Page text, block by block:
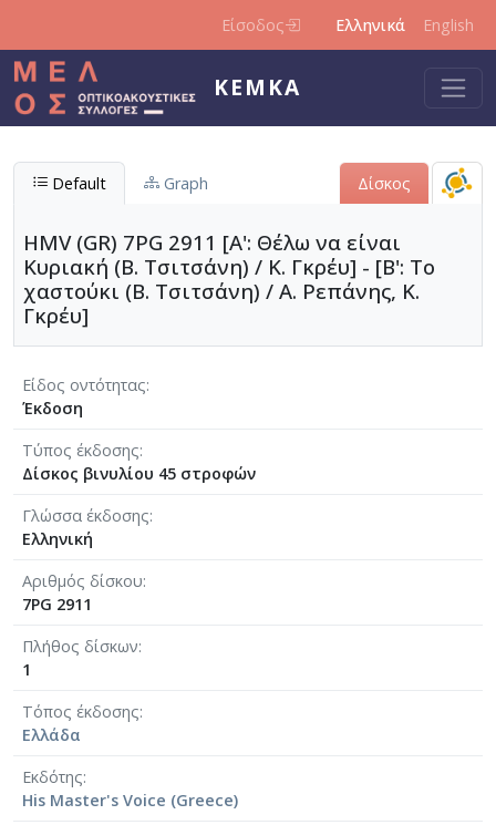
Είσοδος Ελληνικά English
ΚΕΜΚΑ
Default Graph Δίσκος
HMV (GR) 7PG 2911 [Α': Θέλω να είναι
Κυριακή (Β. Τσιτσάνη) / Κ. Γκρέυ] - [Β': Το
χαστούκι (Β. Τσιτσάνη) / Α. Ρεπάνης, Κ.
Γκρέυ]
Είδος οντότητας
Έκδοση
Τύπος έκδοσης
Δίσκος βινυλίου 45 στροφών
Γλώσσα έκδοσης
Ελληνική
Αριθμός δίσκου
7PG 2911
Πλήθος δίσκων
1
Τόπος έκδοσης
Ελλάδα
Εκδότης
His Master's Voice (Greece)